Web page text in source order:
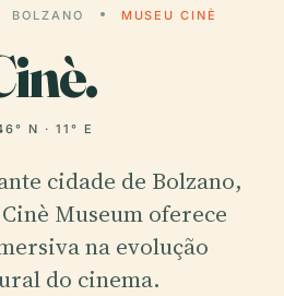
BOLZANO MUSEU CINÈ
N · 11° E
cidade de Bolzano,
Museum oferece
na evolução
do cinema.